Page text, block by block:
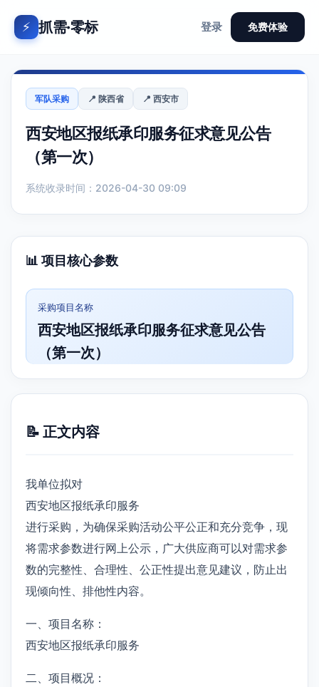
⚡ 抓需·零标 登录 免费体验
军队采购 📍 陕西省 📍 西安市
西安地区报纸承印服务征求意见公告
（第一次）
系统收录时间：2026-04-30 09:09
📊 项目核心参数
采购项目名称
西安地区报纸承印服务征求意见公告
（第一次）
📝 正文内容
我单位拟对
西安地区报纸承印服务
进行采购，为确保采购活动公平公正和充分竞争，现
将需求参数进行网上公示，广大供应商可以对需求参
数的完整性、合理性、公正性提出意见建议，防止出
现倾向性、排他性内容。
一、项目名称：
西安地区报纸承印服务
二、项目概况：